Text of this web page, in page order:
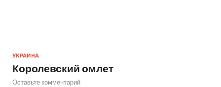
УКРАИНА
Королевский омлет
Оставьте комментарий